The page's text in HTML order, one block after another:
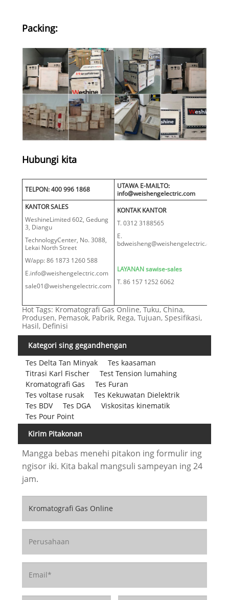
Packing:
Hubungi kita
TELPON: 400 996 1868
UTAWA E-MAILTO:
info@weishengelectric.com
KANTOR SALES
WeshineLimited 602, Gedung
3, Diangu
TechnologyCenter, No. 3088,
Lekai North Street
W/app: 86 1873 1260 588
E.info@weishengelectric.com
sale01@weishengelectric.com
KONTAK KANTOR
T. 0312 3188565
E.
bdweisheng@weishengelectric.com
LAYANAN sawise-sales
T. 86 157 1252 6062
Hot Tags: Kromatografi Gas Online, Tuku, China,
Produsen, Pemasok, Pabrik, Rega, Tujuan, Spesifikasi,
Hasil, Definisi
Kategori sing gegandhengan
Tes Delta Tan Minyak
Tes kaasaman
Titrasi Karl Fischer
Test Tension lumahing
Kromatografi Gas
Tes Furan
Tes voltase rusak
Tes Kekuwatan Dielektrik
Tes BDV
Tes DGA
Viskositas kinematik
Tes Pour Point
Kirim Pitakonan
Mangga bebas menehi pitakon ing formulir ing
ngisor iki. Kita bakal mangsuli sampeyan ing 24
jam.